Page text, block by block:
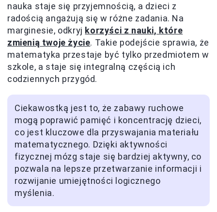
nauka staje się przyjemnością, a dzieci z
radością angażują się w różne zadania. Na
marginesie, odkryj korzyści z nauki, które
zmienią twoje życie. Takie podejście sprawia, że
matematyka przestaje być tylko przedmiotem w
szkole, a staje się integralną częścią ich
codziennych przygód.
Ciekawostką jest to, że zabawy ruchowe
mogą poprawić pamięć i koncentrację dzieci,
co jest kluczowe dla przyswajania materiału
matematycznego. Dzięki aktywności
fizycznej mózg staje się bardziej aktywny, co
pozwala na lepsze przetwarzanie informacji i
rozwijanie umiejętności logicznego
myślenia.